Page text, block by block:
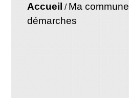
Accueil / Ma commune
démarches